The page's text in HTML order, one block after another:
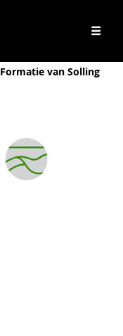
Formatie van Solling